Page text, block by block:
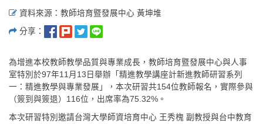
資料來源：教師培育暨發展中心 黃坤堆
分享：
為增進本校教師教學品質與專業成長，教師培育暨發展中心與人事
室特別於97年11月13日舉辦「精進教學講座計新進教師研習系列
一：精進教學與專業發展」，本次研習共154位教師報名，實際參與
（簽到與簽退）116位，出席率為75.32%。
本次研習特別邀請台灣大學師資培育中心 王秀槐 副教授與台中教育